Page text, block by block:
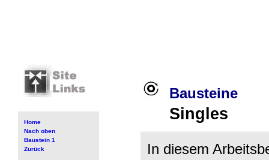
Home
Nach oben
Baustein 1
Zurück
Bausteine
Singles
In diesem